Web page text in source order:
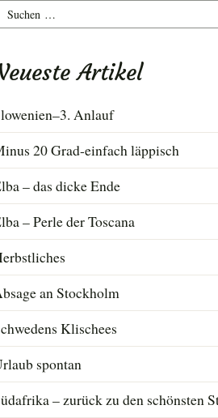
Suchen
Artikel
Anlauf
20 Grad-einfach läppisch
– das dicke Ende
– Perle der Toscana
an Stockholm
Klischees
spontan
– zurück zu den schönsten